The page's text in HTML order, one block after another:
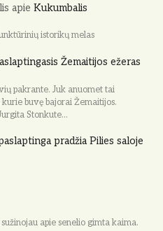
apie Kukumbalis
istorikų melas
Žemaitijos ežeras
pakrante. Juk anuomet tai
buvę bajorai Žemaitijos.
Stonkute…
pradžia Pilies saloje
apie senelio gimta kaima.